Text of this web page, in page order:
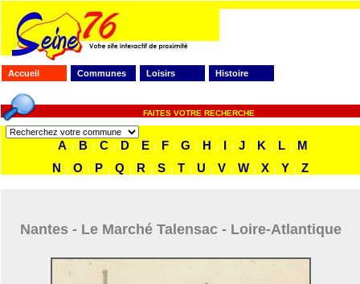
Accueil Communes Loisirs Histoire
FAITES VOTRE RECHERCHE
A | B | C | D | E | F | G | H | I | J | K | L |
M
N
| O | P | Q | R | S | T | U | V | W | X | Y | Z
Nantes - Le Marché Talensac - Loire-Atlantique